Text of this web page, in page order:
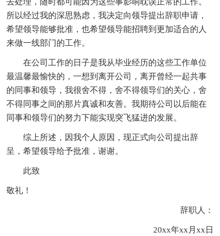
所以经过我的深思熟虑，我决定向领导提出辞职申请，
希望领导能够批准，也希望领导能招聘到更加适合的人
来做一线部门的工作。
在公司工作的日子是我从毕业经历的这些工作单位
最温馨最愉快的，一想到离开公司，离开曾经一起共事
的同事和领导，我很舍不得，舍不得领导们的关心，舍
不得同事之间的那片真诚和友善。我期待公司以后能在
同事和领导们的努力下能实现突飞猛进的发展。
综上所述，因我个人原因，现正式向公司提出辞
呈，希望领导给予批准，谢谢。
此致
敬礼！
辞职人：
20xx年xx月xx日